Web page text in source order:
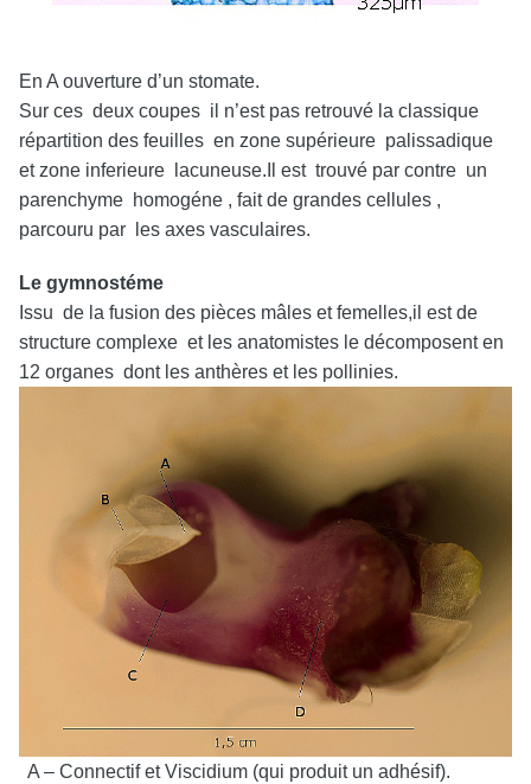
En A ouverture d’un stomate.
Sur ces deux coupes il n’est pas retrouvé la classique
répartition des feuilles en zone supérieure palissadique
et zone inferieure lacuneuse.Il est trouvé par contre un
parenchyme homogéne , fait de grandes cellules ,
parcouru par les axes vasculaires.
Le gymnostéme
Issu de la fusion des pièces mâles et femelles,il est de
structure complexe et les anatomistes le décomposent en
12 organes dont les anthères et les pollinies.
A – Connectif et Viscidium (qui produit un adhésif).